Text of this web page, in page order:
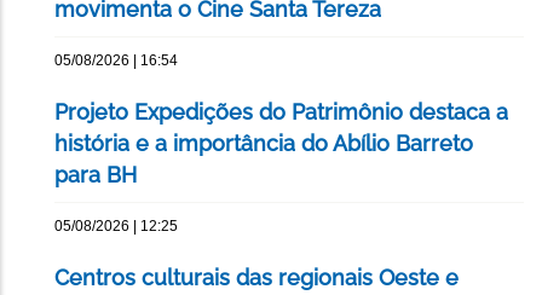
movimenta o Cine Santa Tereza
05/08/2026 | 16:54
Projeto Expedições do Patrimônio destaca a
história e a importância do Abílio Barreto
para BH
05/08/2026 | 12:25
Centros culturais das regionais Oeste e